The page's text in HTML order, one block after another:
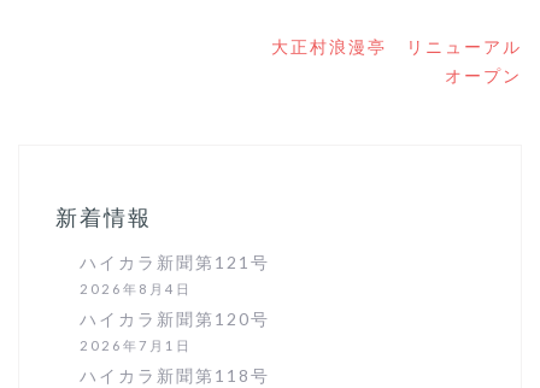
大正村浪漫亭 リニューアル
オープン
新着情報
ハイカラ新聞第121号
2026年8月4日
ハイカラ新聞第120号
2026年7月1日
ハイカラ新聞第118号